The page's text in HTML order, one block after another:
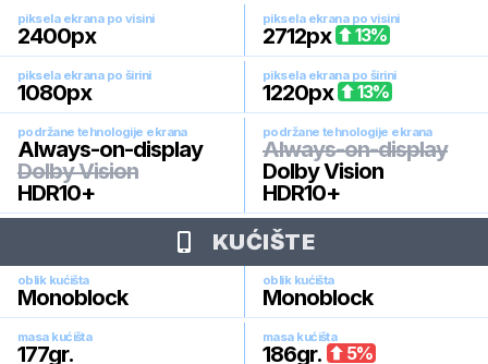
piksela ekrana po visini
2400px
piksela ekrana po visini
2712px 13%
piksela ekrana po širini
1080px
piksela ekrana po širini
1220px 13%
podržane tehnologije ekrana
Always-on-display
Dolby Vision
HDR10+
podržane tehnologije ekrana
Always-on-display
Dolby Vision
HDR10+
KUĆIŠTE
oblik kućišta
Monoblock
oblik kućišta
Monoblock
masa kućišta
177gr.
masa kućišta
186gr. 5%